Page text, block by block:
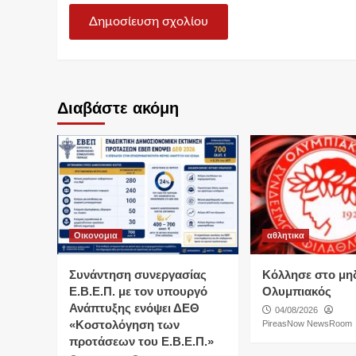
Διαβάστε ακόμη
Οικονομια
Συνάντηση συνεργασίας
Ε.Β.Ε.Π. με τον υπουργό
Ανάπτυξης ενόψει ΔΕΘ
«Κοστολόγηση των
προτάσεων του Ε.Β.Ε.Π.»
αθλητικα
Κόλλησε στο
Ολυμπιακός
04/08/2026
PireasNow NewsRoom